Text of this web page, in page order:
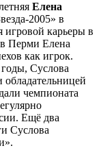
Елена
2005» в
игровой карьеры в
в Перми Елена
как игрок.
годы, Суслова
чемпионата
Ещё два
Суслова